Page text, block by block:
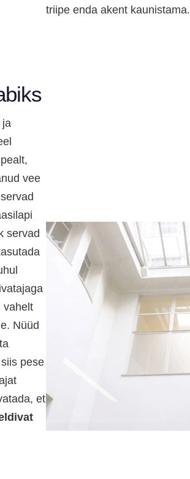
triipe enda akent kaunistama.
ja
vee
servad
vahelt
Nüüd
pese
et